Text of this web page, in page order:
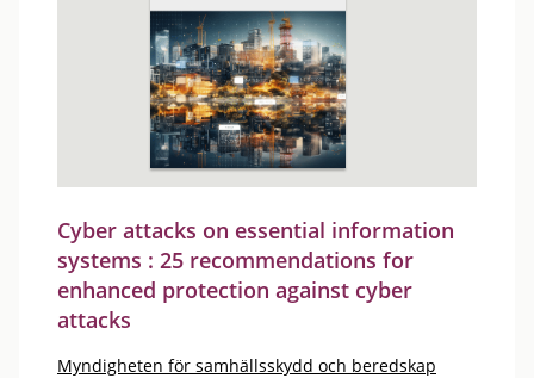
Cyber attacks on essential information
systems : 25 recommendations for
enhanced protection against cyber
attacks
Myndigheten för samhällsskydd och beredskap